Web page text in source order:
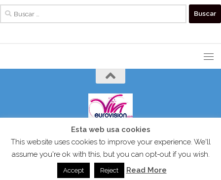
VIVAEUROVISION© 2024 Todos los derechos reservados.
Esta web usa cookies
This website uses cookies to improve your experience. We'll
assume you're ok with this, but you can opt-out if you wish.
Accept Reject Read More